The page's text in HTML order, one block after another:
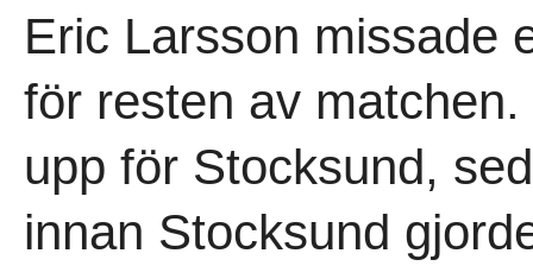
Eric Larsson missade
för resten av
upp för Stocksund,
innan Stocksund